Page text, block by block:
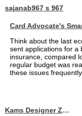
sajanab967 s 967
Card Advocate's
Think about the last
sent applications for a
insurance, compared
regular budget was
these issues frequently,
Kams Designer Zone